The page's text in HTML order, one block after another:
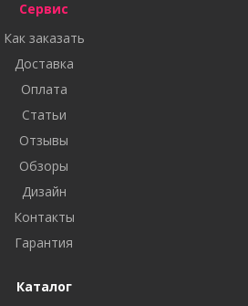
Сервис
Как заказать
Доставка
Оплата
Статьи
Отзывы
Обзоры
Дизайн
Контакты
Гарантия
Каталог